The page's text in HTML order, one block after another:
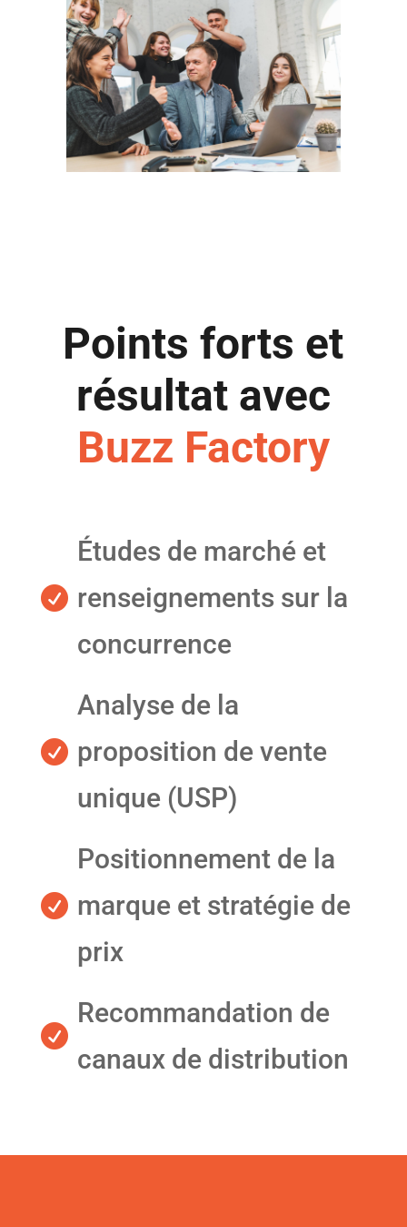
Points forts et
résultat avec
Buzz Factory

Études de marché et
renseignements sur la
concurrence

Analyse de la
proposition de vente
unique (USP)

Positionnement de la
marque et stratégie de
prix

Recommandation de
canaux de distribution